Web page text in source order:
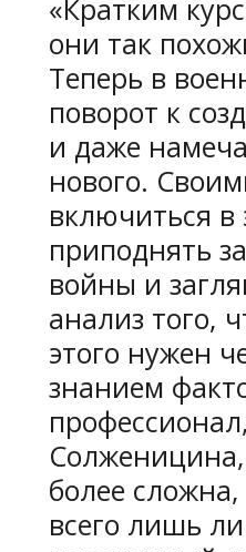
«Кратким
они так
Теперь в
поворот к
и даже
нового.
включиться в
приподнять
войны и
анализ того,
этого нужен
знанием
более
всего лишь